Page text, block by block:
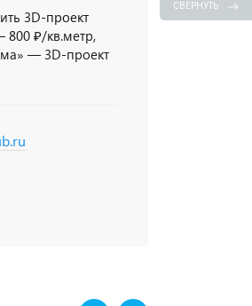
3D-проект
800 ₽/кв.метр,
— 3D-проект
СВЕРНУТЬ